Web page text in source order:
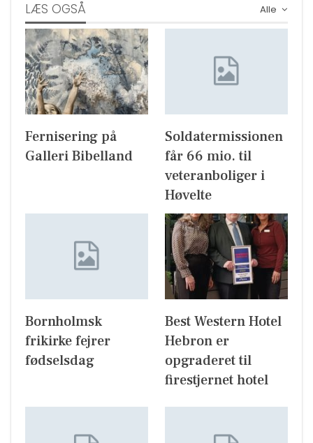
Alle
LÆS OGSÅ
Fernisering på
Galleri Bibelland
Soldatermissionen
får 66 mio. til
veteranboliger i
Høvelte
Bornholmsk
frikirke fejrer
fødselsdag
Best Western Hotel
Hebron er
opgraderet til
firestjernet hotel